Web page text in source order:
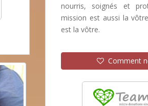
nourris, soignés et
mission est aussi la
est la vôtre.
Comment